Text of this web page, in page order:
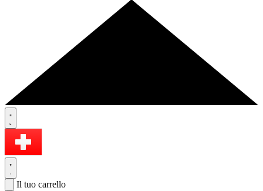
Il tuo carrello